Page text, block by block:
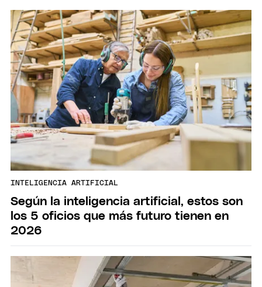
INTELIGENCIA ARTIFICIAL
Según la inteligencia artificial, estos son
los 5 oficios que más futuro tienen en
2026